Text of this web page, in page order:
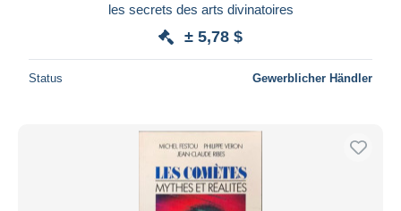
les secrets des arts divinatoires
± 5,78 $
Status Gewerblicher Händler